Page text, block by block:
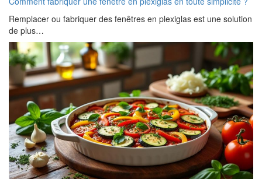
Remplacer ou fabriquer des fenêtres en plexiglas est une solution
de plus…